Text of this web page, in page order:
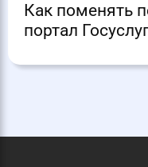
Как поменять
портал